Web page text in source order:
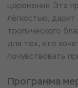
церемония. Эта
лёгкостью,
тропического
для тех, кто
почувствовать
Программа